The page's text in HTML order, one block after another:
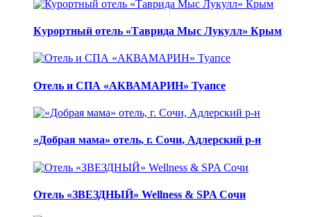
Курортный отель «Таврида Мыс Лукулл» Крым
Отель и СПА «АКВАМАРИН» Туапсе
«Добрая мама» отель, г. Сочи, Адлерский р-н
Отель «ЗВЕЗДНЫЙ» Wellness & SPA Сочи